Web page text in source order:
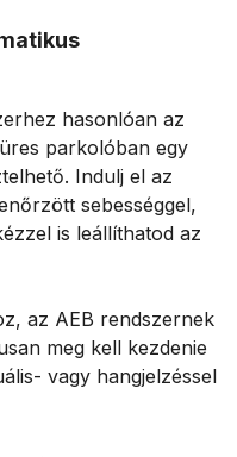
hasonlóan az
parkolóban egy
Indulj el az
sebességgel,
is leállíthatod az
az AEB rendszernek
meg kell kezdenie
vagy hangjelzéssel